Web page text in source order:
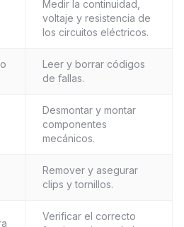
Medir la continuidad,
voltaje y resistencia de
los circuitos eléctricos.
Leer y borrar códigos
de fallas.
Desmontar y montar
componentes
mecánicos.
Remover y asegurar
clips y tornillos.
Verificar el correcto